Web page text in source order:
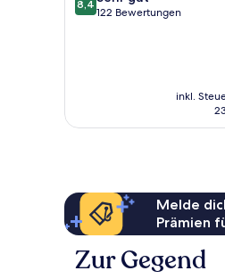
von
8,4
122 Bewertungen
inkl.
Melde
Prämien
Zur Gegend